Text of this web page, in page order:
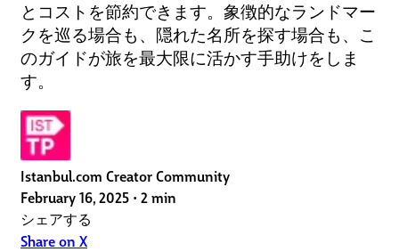
とコストを節約できます。象徴的なランドマー
クを巡る場合も、隠れた名所を探す場合も、こ
のガイドが旅を最大限に活かす手助けをしま
す。
Istanbul.com Creator Community
February 16, 2025 • 2 min
シェアする
Share on X